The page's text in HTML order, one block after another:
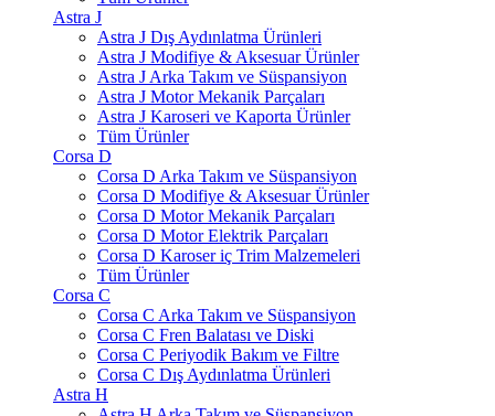
Astra J
Astra J Dış Aydınlatma Ürünleri
Astra J Modifiye & Aksesuar Ürünler
Astra J Arka Takım ve Süspansiyon
Astra J Motor Mekanik Parçaları
Astra J Karoseri ve Kaporta Ürünler
Tüm Ürünler
Corsa D
Corsa D Arka Takım ve Süspansiyon
Corsa D Modifiye & Aksesuar Ürünler
Corsa D Motor Mekanik Parçaları
Corsa D Motor Elektrik Parçaları
Corsa D Karoser iç Trim Malzemeleri
Tüm Ürünler
Corsa C
Corsa C Arka Takım ve Süspansiyon
Corsa C Fren Balatası ve Diski
Corsa C Periyodik Bakım ve Filtre
Corsa C Dış Aydınlatma Ürünleri
Astra H